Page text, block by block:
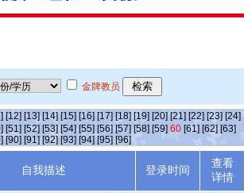
金牌教员
[12] [13] [14] [15] [16] [17] [18] [19] [20] [21] [22] [23] [24]
[51] [52] [53] [54] [55] [56] [57] [58] [59] 60 [61] [62] [63]
[90] [91] [92] [93] [94] [95] [96]
自我描述 登录时间
查看
详情